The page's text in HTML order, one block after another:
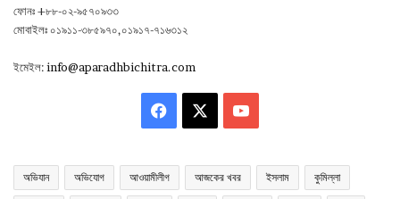
ফোনঃ +৮৮-০২-৯৫৭০৯৩৩
মোবাইলঃ ০১৯১১-৩৮৫৯৭০,০১৯১৭-৭১৬৩১২
ইমেইল:info@aparadhbichitra.com
Facebook YouTube
অভিযান অভিযোগ আওয়ামীলীগ আজকের খবর ইসলাম কুমিল্লা